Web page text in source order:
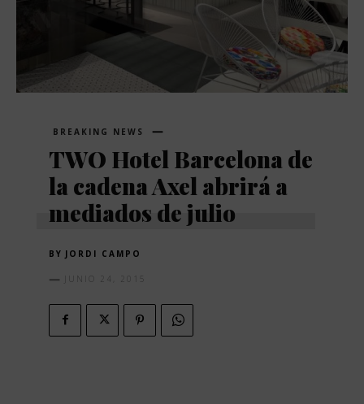
BREAKING NEWS
TWO Hotel Barcelona de
la cadena Axel abrirá a
mediados de julio
BY JORDI CAMPO
JUNIO 24, 2015